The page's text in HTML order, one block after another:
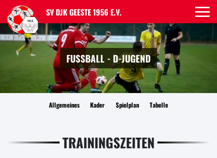
SV DJK GEESTE 1956 E.V.
FUSSBALL - D-JUGEND
Allgemeines Kader Spielplan Tabelle
TRAININGSZEITEN